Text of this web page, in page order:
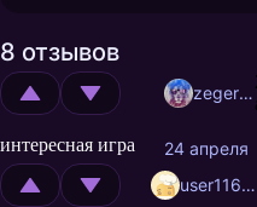
8 отзывов
zegerved
интересная игра
24 апреля
user11691625